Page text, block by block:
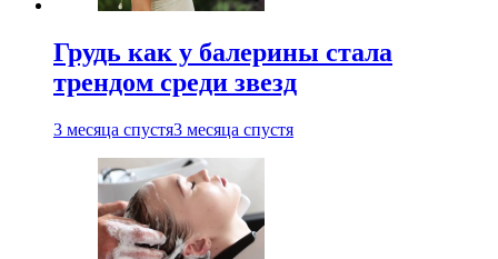
Грудь как у балерины стала
трендом среди звезд
3 месяца спустя3 месяца спустя